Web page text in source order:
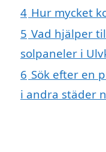
4 Hur mycket
5 Vad hjälper
solpaneler i
6 Sök efter en
i andra städer